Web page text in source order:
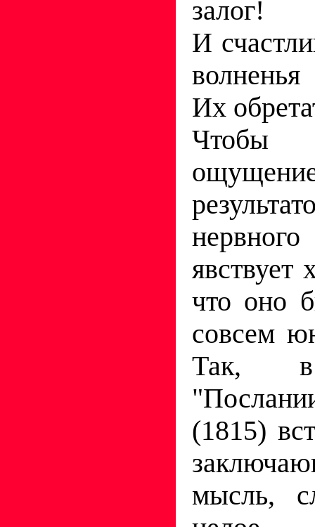
залог!
И
волненья
Их
Чтобы
явствует
что оно
совсем
Так, в
(1815)
мысль,